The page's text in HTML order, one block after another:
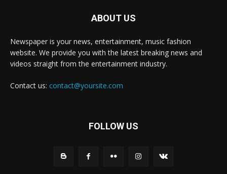
ABOUT US
Newspaper is your news, entertainment, music fashion
website. We provide you with the latest breaking news and
videos straight from the entertainment industry.
Contact us: contact@yoursite.com
FOLLOW US